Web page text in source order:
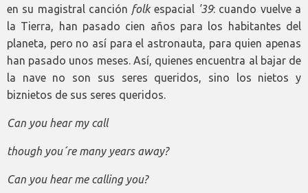
en su magistral canción folkespacial '39: cuando vuelve a
la Tierra, han pasado cien años para los habitantes del
planeta, pero no así para el astronauta, para quien apenas
han pasado unos meses. Así, quienes encuentra al bajar de
la nave no son sus seres queridos, sino los nietos y
biznietos de sus seres queridos.
Can you hear my call
though you´re many years away?
Can you hear me calling you?